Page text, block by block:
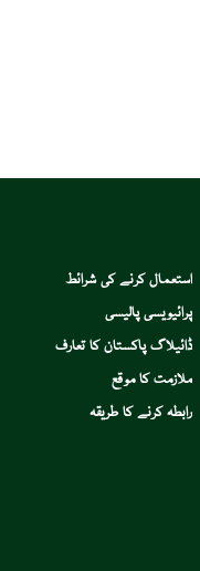
استعمال کرنے کی شرائط
پرائیویسی پالیسی
ڈائیلاگ پاکستان کا تعارف
ملازمت کا موقع
رابطہ کرنے کا طریقہ